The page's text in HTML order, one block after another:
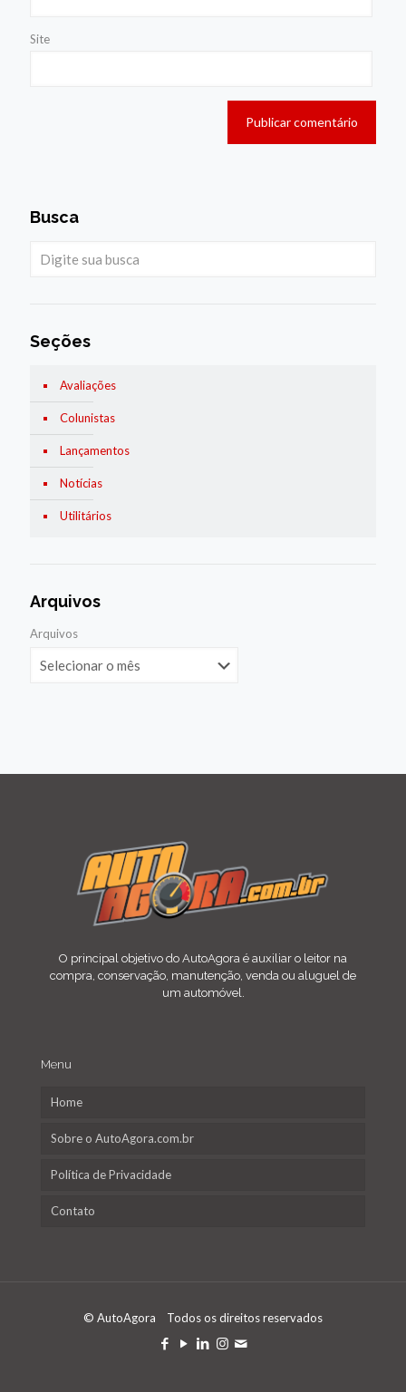
Site
Busca
Seções
Avaliações
Colunistas
Lançamentos
Notícias
Utilitários
Arquivos
Arquivos
O principal objetivo do AutoAgora é auxiliar o leitor na
compra, conservação, manutenção, venda ou aluguel de
um automóvel.
Menu
Home
Sobre o AutoAgora.com.br
Política de Privacidade
Contato
© AutoAgora Todos os direitos reservados